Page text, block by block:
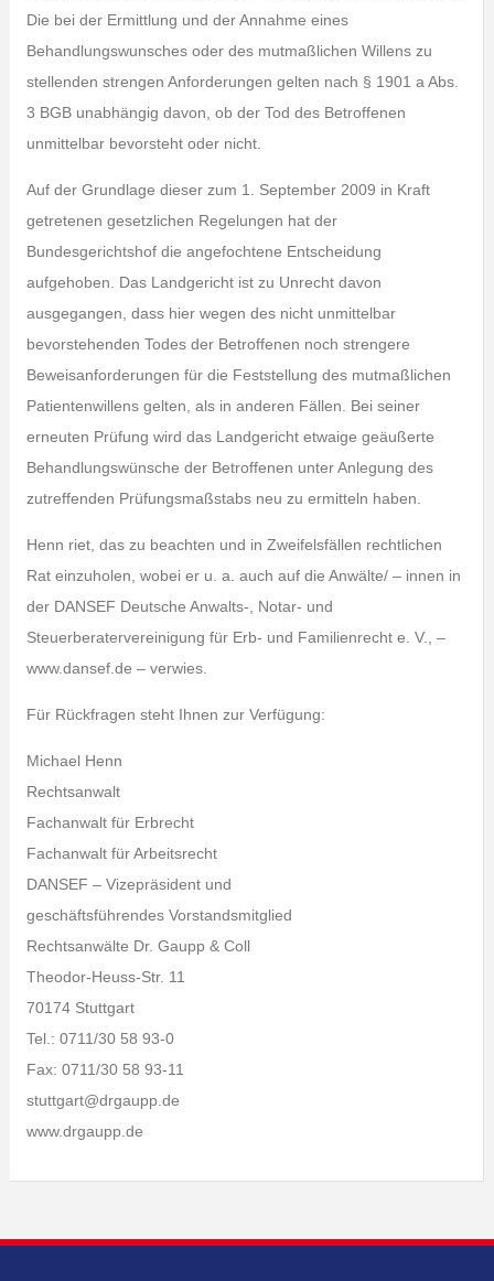
Die bei der Ermittlung und der Annahme eines
Behandlungswunsches oder des mutmaßlichen Willens zu
stellenden strengen Anforderungen gelten nach § 1901 a Abs.
3 BGB unabhängig davon, ob der Tod des Betroffenen
unmittelbar bevorsteht oder nicht.
Auf der Grundlage dieser zum 1. September 2009 in Kraft
getretenen gesetzlichen Regelungen hat der
Bundesgerichtshof die angefochtene Entscheidung
aufgehoben. Das Landgericht ist zu Unrecht davon
ausgegangen, dass hier wegen des nicht unmittelbar
bevorstehenden Todes der Betroffenen noch strengere
Beweisanforderungen für die Feststellung des mutmaßlichen
Patientenwillens gelten, als in anderen Fällen. Bei seiner
erneuten Prüfung wird das Landgericht etwaige geäußerte
Behandlungswünsche der Betroffenen unter Anlegung des
zutreffenden Prüfungsmaßstabs neu zu ermitteln haben.
Henn riet, das zu beachten und in Zweifelsfällen rechtlichen
Rat einzuholen, wobei er u. a. auch auf die Anwälte/ – innen in
der DANSEF Deutsche Anwalts-, Notar- und
Steuerberatervereinigung für Erb- und Familienrecht e. V., –
www.dansef.de – verwies.
Für Rückfragen steht Ihnen zur Verfügung:
Michael Henn
Rechtsanwalt
Fachanwalt für Erbrecht
Fachanwalt für Arbeitsrecht
DANSEF – Vizepräsident und
geschäftsführendes Vorstandsmitglied
Rechtsanwälte Dr. Gaupp & Coll
Theodor-Heuss-Str. 11
70174 Stuttgart
Tel.: 0711/30 58 93-0
Fax: 0711/30 58 93-11
stuttgart@drgaupp.de
www.drgaupp.de